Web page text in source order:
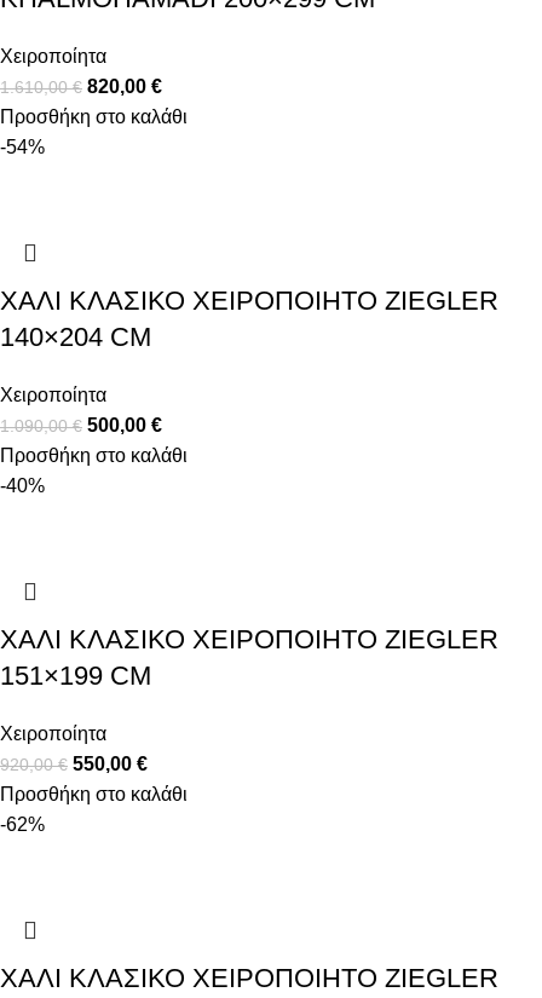
Χειροποίητα
1.610,00€ 820,00 €
Προσθήκη στο καλάθι
-54%
ΧΑΛΊ ΚΛΑΣΙΚΌ ΧΕΙΡΟΠΟΊΗΤΟ ZIEGLER
140×204 CM
Χειροποίητα
1.090,00€ 500,00 €
Προσθήκη στο καλάθι
-40%
ΧΑΛΊ ΚΛΑΣΙΚΌ ΧΕΙΡΟΠΟΊΗΤΟ ZIEGLER
151×199 CM
Χειροποίητα
920,00€ 550,00 €
Προσθήκη στο καλάθι
-62%
ΧΑΛΊ ΚΛΑΣΙΚΌ ΧΕΙΡΟΠΟΊΗΤΟ ZIEGLER